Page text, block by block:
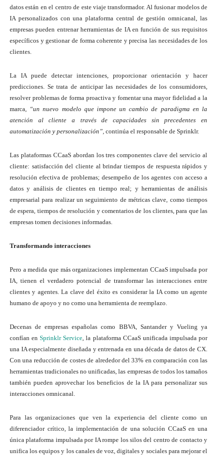
datos están en el centro de este viaje transformador. Al fusionar modelos de
IA personalizados con una plataforma central de gestión omnicanal, las
empresas pueden entrenar herramientas de IA en función de sus requisitos
específicos y gestionar de forma coherente y precisa las necesidades de los
clientes.
La IA puede detectar intenciones, proporcionar orientación y hacer
predicciones. Se trata de anticipar las necesidades de los consumidores,
resolver problemas de forma proactiva y fomentar una mayor fidelidad a la
marca,
“un nuevo modelo que impone un cambio de paradigma en la
atención al cliente a través de capacidades sin precedentes en
automatización y personalización”, continúa el responsable de Sprinklr.
Las plataformas CCaaS abordan los tres componentes clave del servicio al
cliente: satisfacción del cliente al brindar tiempos de respuesta rápidos y
resolución efectiva de problemas; desempeño de los agentes con acceso a
datos y análisis de clientes en tiempo real; y herramientas de análisis
empresarial para realizar un seguimiento de métricas clave, como tiempos
de espera, tiempos de resolución y comentarios de los clientes, para que las
empresas tomen decisiones informadas.
Transformando interacciones
Pero a medida que más organizaciones implementan CCaaS impulsada por
IA, tienen el verdadero potencial de transformar las interacciones entre
clientes y agentes. La clave del éxito es considerar la IA como un agente
humano de apoyo y no como una herramienta de reemplazo.
Decenas de empresas españolas como BBVA, Santander y Vueling ya
confían enSprinklr Service , la plataforma CCaaS unificada impulsada por
una IA especialmente diseñada y entrenada en una década de datos de CX.
Con una reducción de costes de alrededor del 33% en comparación con las
herramientas tradicionales no unificadas, las empresas de todos los tamaños
también pueden aprovechar los beneficios de la IA para personalizar sus
interacciones omnicanal.
Para las organizaciones que ven la experiencia del cliente como un
diferenciador crítico, la implementación de una solución CCaaS en una
única plataforma impulsada por IA rompe los silos del centro de contacto y
unifica los equipos y los canales de voz, digitales y sociales para mejorar el